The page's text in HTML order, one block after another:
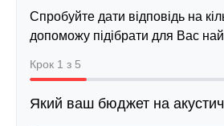
Спробуйте дати відповідь на
допоможу підібрати для Вас
Крок 1 з 5
Який ваш бюджет на